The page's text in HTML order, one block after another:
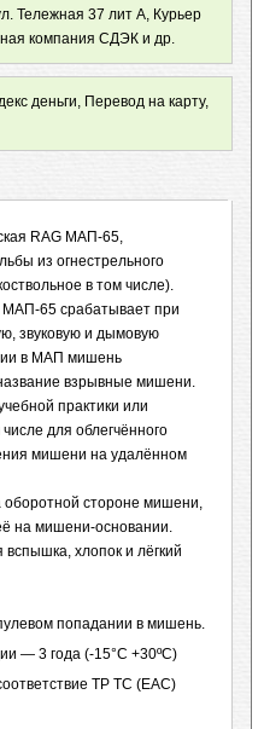
Тележная 37 лит А, Курьер
компания СДЭК и др.
деньги, Перевод на карту,
RAG МАП-65,
из огнестрельного
в том числе).
МАП-65 срабатывает при
звуковую и дымовую
в МАП мишень
взрывные мишени.
практики или
для облегчённого
мишени на удалённом
оборотной стороне мишени,
на мишени-основании.
хлопок и лёгкий
попадании в мишень.
— 3 года (-15°С +30ºС)
ТР ТС (ЕАС)